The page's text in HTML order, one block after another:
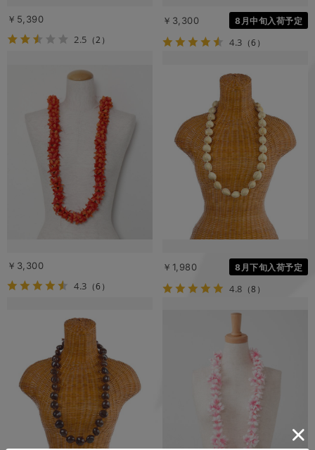
￥5,390
2.5 （2）
￥3,300 8月中旬入荷予定
4.3 （6）
￥3,300
4.3 （6）
￥1,980 8月下旬入荷予定
4.8 （8）